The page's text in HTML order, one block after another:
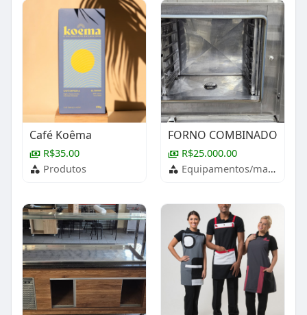
Café Koêma
R$35.00
Produtos
FORNO COMBINADO
R$25.000.00
Equipamentos/maquinários